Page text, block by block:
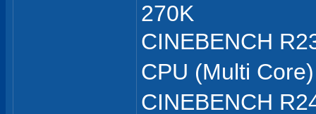
270K
CINEBENCH
CPU (Multi
CINEBENCH